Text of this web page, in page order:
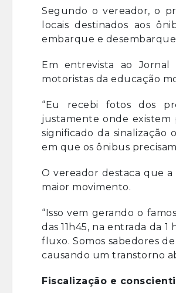
Segundo o vereador, o
locais destinados aos
embarque e
Em entrevista ao
motoristas da educação
“Eu recebi fotos dos
justamente onde existem
significado da sinalização
em que os ônibus
O vereador destaca que
maior movimento.
“Isso vem gerando o
das 11h45, na entrada da
fluxo. Somos sabedores
causando um transtorno
Fiscalização e